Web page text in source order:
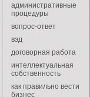
административные
процедуры
вопрос-ответ
вэд
договорная работа
интеллектуальная
собственность
как правильно вести
бизнес